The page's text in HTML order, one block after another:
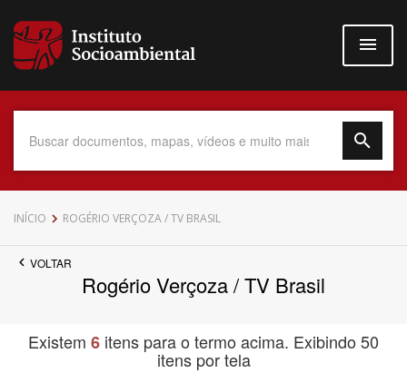
para
conteúdo
Data do Documento
INÍCIO ROGÉRIO VERÇOZA / TV BRASIL
VOLTAR
Rogério Verçoza / TV Brasil
Existem 6 itens para o termo acima. Exibindo 50
itens por tela